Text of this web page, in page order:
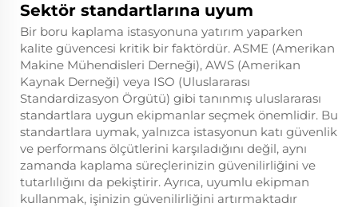
Sektör standartlarına uyum
Bir boru kaplama istasyonuna yatırım yaparken
kalite güvencesi kritik bir faktördür. ASME (Amerikan
Makine Mühendisleri Derneği), AWS (Amerikan
Kaynak Derneği) veya ISO (Uluslararası
Standardizasyon Örgütü) gibi tanınmış uluslararası
standartlara uygun ekipmanlar seçmek önemlidir. Bu
standartlara uymak, yalnızca istasyonun katı güvenlik
ve performans ölçütlerini karşıladığını değil, aynı
zamanda kaplama süreçlerinizin güvenilirliğini ve
tutarlılığını da pekiştirir. Ayrıca, uyumlu ekipman
kullanmak, işinizin güvenilirliğini artırmaktadır